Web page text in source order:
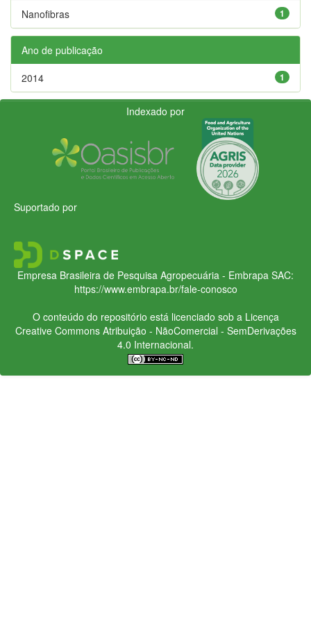
1
Nanofibras
Ano de publicação
1
2014
Indexado por
Suportado por
Empresa Brasileira de Pesquisa Agropecuária - Embrapa SAC:
https://www.embrapa.br/fale-conosco
O conteúdo do repositório está licenciado sob a Licença
Creative CommonsAtribuição - NãoComercial - SemDerivações
4.0 Internacional.